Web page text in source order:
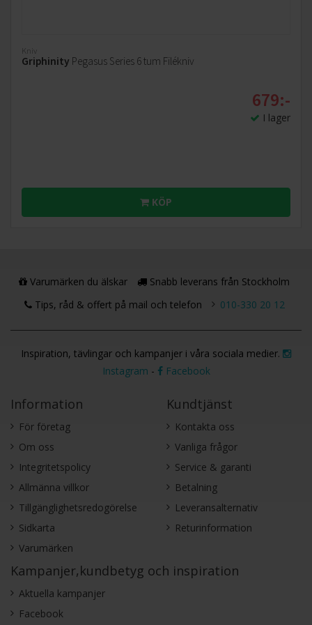
Kniv
Griphinity Pegasus Series 6 tum Filékniv
679:-
I lager
KÖP
Varumärken du älskar
Snabb leverans från Stockholm
Tips, råd & offert på mail och telefon
010-330 20 12
Inspiration, tävlingar och kampanjer i våra sociala medier.
Instagram - Facebook
Information
För företag
Om oss
Integritetspolicy
Allmänna villkor
Tillgänglighetsredogörelse
Sidkarta
Varumärken
Kundtjänst
Kontakta oss
Vanliga frågor
Service & garanti
Betalning
Leveransalternativ
Returinformation
Kampanjer,kundbetyg och inspiration
Aktuella kampanjer
Facebook